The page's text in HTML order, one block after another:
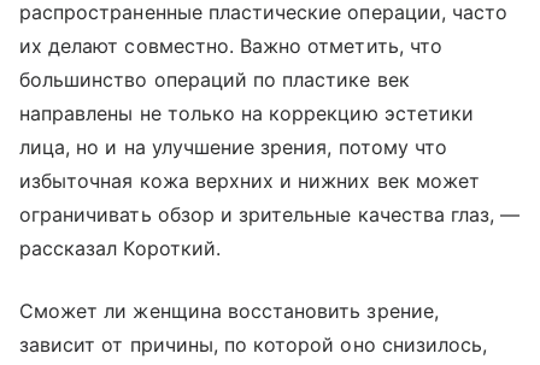
распространенные пластические операции, часто
их делают совместно. Важно отметить, что
большинство операций по пластике век
направлены не только на коррекцию эстетики
лица, но и на улучшение зрения, потому что
избыточная кожа верхних и нижних век может
ограничивать обзор и зрительные качества глаз, —
рассказал Короткий.
Сможет ли женщина восстановить зрение,
зависит от причины, по которой оно снизилось,